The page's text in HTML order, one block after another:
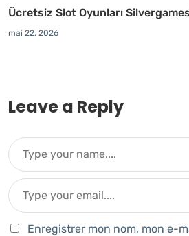
Ücretsiz Slot Oyunları
mai 22, 2026
Leave a Reply
Enregistrer mon nom, mon e-